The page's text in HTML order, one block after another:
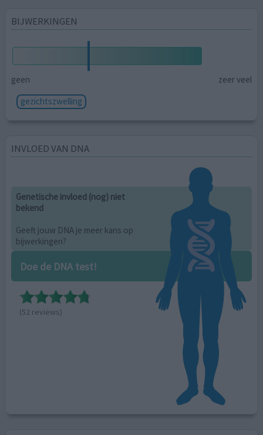
BIJWERKINGEN
geen
zeer veel
gezichtszwelling
INVLOED VAN DNA
Genetische invloed (nog) niet
bekend
Geeft jouw DNA je meer kans op
bijwerkingen?
Doe de DNA test!
(52 reviews)